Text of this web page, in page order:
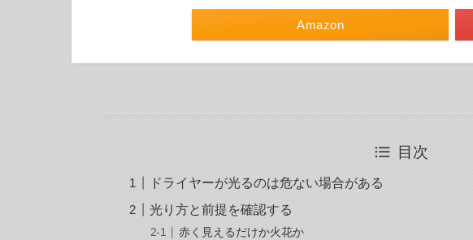
Amazon
目次
ドライヤーが光るのは危ない場合がある
光り方と前提を確認する
赤く見えるだけか火花か